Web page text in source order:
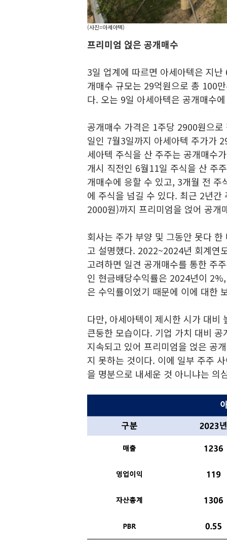
(사진=아세아텍)
프리미엄 얹은 공개매수
3일 업계에 따르면 아세아텍은 지
개매수 규모는 29억원으로 총 100
다. 오는 9일 아세아텍은 공개매수
공개매수 가격은 1주당 2900원으
일인 7월3일까지 아세아텍 주가가
세아텍 주식을 산 주주는 공개매수
개시 직전인 6월11일 주식을 산 주
개매수에 응할 수 있고, 3개월 전
에 주식을 넘길 수 있다. 최근 2년
2000원)까지 프리미엄을 얹어 공개
회사는 주가 부양 및 그동안 못다
고 설명했다. 2022~2024년 회계연
고려하면 일견 공개매수를 통한 주
인 현금배당수익률은 2024년이
은 수익률이었기 때문에 이에 대한
다만, 아세아텍이 제시한 시가 대비
큰둥한 모습이다. 기업 가치 대비
지속되고 있어 프리미엄을 얹은 공
지 못하는 것이다. 이에 일부 주주
을 명분으로 내세운 것 아니냐는 의